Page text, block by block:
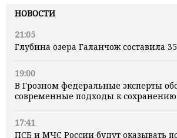
НОВОСТИ
21:05
Глубина озера Галанчож составила
19:00
В Грозном федеральные эксперты
современные подходы к
17:41
ПСБ и МЧС России будут оказывать